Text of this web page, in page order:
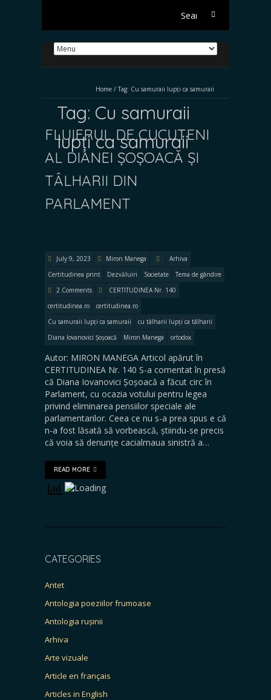
Search
Home / Tag: Cu samuraii lupți ca samuraii
Tag: Cu samuraii
lupți ca samuraii
FLUIERUL DE CUCUTENI
AL DIANEI ȘOȘOACĂ ȘI
TÂLHARII DIN
PARLAMENT
July 9, 2023 Miron Manega
Arhiva
Certitudinea print
Dezvăluiri Societate
Tema de gândire
2 Comments
CERTITUDINEA Nr. 140
certitudinea.ro
certitudinea.ro
Cu samuraii lupți ca samuraii
cu tâlharii lupți ca tâlharii
Diana Iovanovici Șoșoacă
Miron Manega ortodox
Autor: MIRON MANEGA Articol apărut în
CERTITUDINEA Nr. 140 S-a comentat în presă
că Diana Iovanovici Șoșoacă a făcut circ în
Parlament, cu ocazia votului pentru legea
privind eliminarea pensiilor speciale ale
parlamentarilor. Ceea ce nu s-a prea spus e că
n-a fost lăsată să vorbească, știindu-se precis
că voia să denunțe cacialmaua sinistră a…
READ MORE
CATEGORIES
Antet
Antologia poeziilor frumoase
Antologia rușinii
Arhiva
Arte vizuale
Article en français
Articles in English